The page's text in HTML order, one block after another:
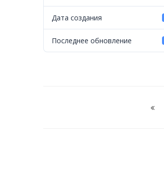
Дата создания
Последнее обновление